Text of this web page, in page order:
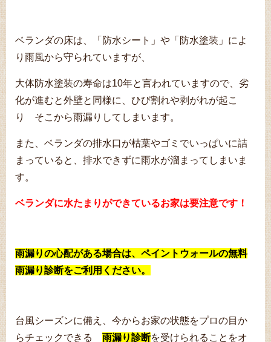
ベランダの床は、「防水シート」や「防水塗装」によ
り雨風から守られていますが、
大体防水塗装の寿命は10年と言われていますので、劣
化が進むと外壁と同様に、ひび割れや剥がれが起こ
り そこから雨漏りしてしまいます。
また、ベランダの排水口が枯葉やゴミでいっぱいに詰
まっていると、排水できずに雨水が溜まってしまいま
す。
ベランダに水たまりができているお家は要注意です！
雨漏りの心配がある場合は、ペイントウォールの無料
雨漏り診断をご利用ください。
台風シーズンに備え、今からお家の状態をプロの目か
らチェックできる 雨漏り診断を受けられることをオ